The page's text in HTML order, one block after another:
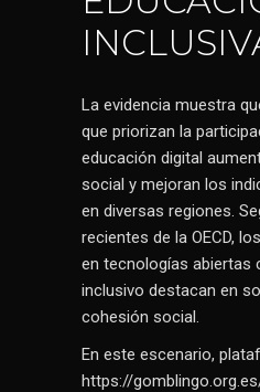
La evidencia muestra
que priorizan la
educación digital
social y mejoran los
en diversas regiones.
recientes de la OECD,
en tecnologías abiertas
inclusivo destacan en
cohesión social.
En este escenario,
https://